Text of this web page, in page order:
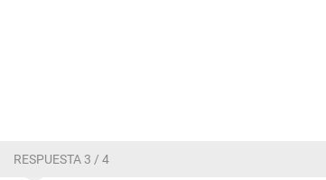
RESPUESTA 3 / 4